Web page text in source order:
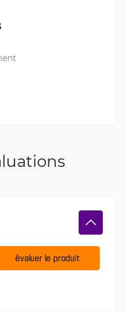
évaluer le produit